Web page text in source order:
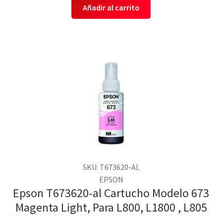
Añadir al carrito
SKU: T673620-AL
EPSON
Epson T673620-al Cartucho Modelo 673
Magenta Light, Para L800, L1800 , L805